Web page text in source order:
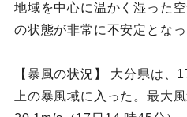
地域を中心に温かく湿った
の状態が非常に不安定となっ
【暴風の状況】 大分県は、
上の暴風域に入った。最大